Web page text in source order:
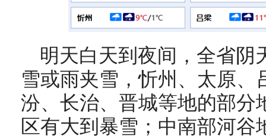
明天白天到夜间，全省阴
雪或雨夹雪，忻州、太原、
汾、长治、晋城等地的部分
区有大到暴雪；中南部河